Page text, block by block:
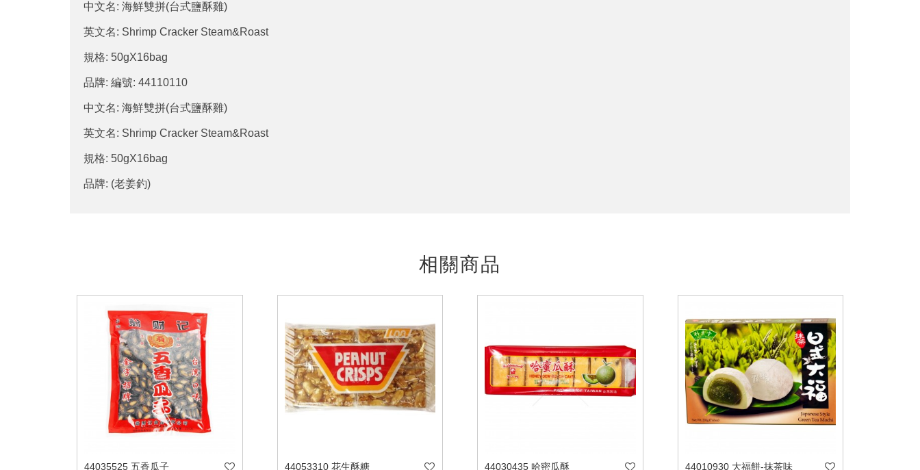
中文名: 海鮮雙拼(台式鹽酥雞)
英文名: Shrimp Cracker Steam&Roast
規格: 50gX16bag
品牌: 編號: 44110110
中文名: 海鮮雙拼(台式鹽酥雞)
英文名: Shrimp Cracker Steam&Roast
規格: 50gX16bag
品牌: (老姜釣)
相關商品
44035525 五香瓜子 44053310 花生酥糖 44030435 哈密瓜酥 44010930 大福餅-抹茶味